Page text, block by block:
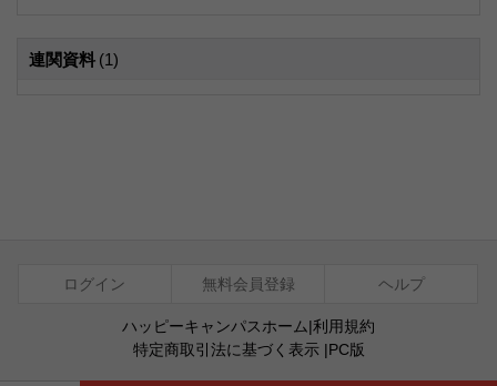
連関資料 (1)
ログイン 無料会員登録 ヘルプ
ハッピーキャンパスホーム|利用規約
特定商取引法に基づく表示|PC版